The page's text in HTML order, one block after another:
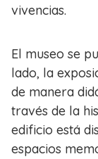
vivencias.
El museo se
lado, la
de manera
través de la
edificio está
espacios